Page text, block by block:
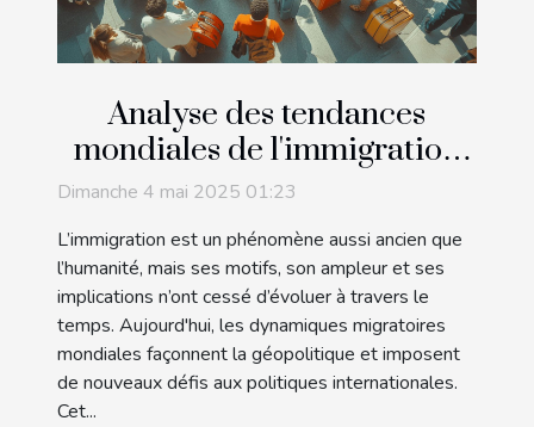
Analyse des tendances
mondiales de l'immigration
et impact sur les politiques
internationales
Dimanche 4 mai 2025 01:23
L’immigration est un phénomène aussi ancien que
l’humanité, mais ses motifs, son ampleur et ses
implications n’ont cessé d’évoluer à travers le
temps. Aujourd'hui, les dynamiques migratoires
mondiales façonnent la géopolitique et imposent
de nouveaux défis aux politiques internationales.
Cet...